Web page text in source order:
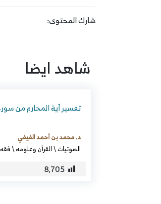
شارك المحتوى:
شاهد ايضا
تفسير آية المحارم من
د. محمد بن أحمد الفيفي
الصوتيات\القرآن وعلومه\
8٬705